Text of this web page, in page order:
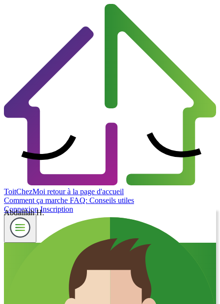
ToitChezMoi retour à la page d'accueil
Comment ça marche FAQ: Conseils utiles
ConnexionInscription
Abdaillah H.